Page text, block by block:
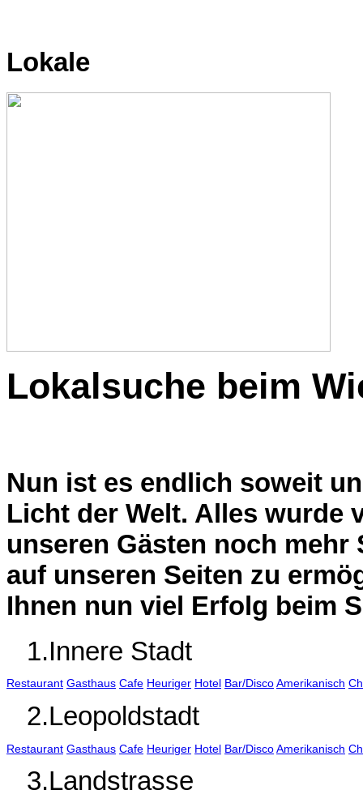
Lokale
Lokalsuche beim
Nun ist es endlich soweit
Licht der Welt. Alles wurde
unseren Gästen noch
auf unseren Seiten zu
Ihnen nun viel Erfolg beim
1.Innere Stadt
Restaurant Gasthaus Cafe Heuriger Hotel Bar/Disco Amerikanisch
2.Leopoldstadt
Restaurant Gasthaus Cafe Heuriger Hotel Bar/Disco Amerikanisch
3.Landstrasse